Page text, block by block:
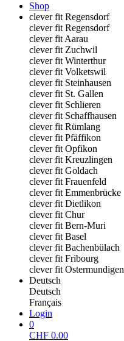
Shop
clever fit Regensdorf
clever fit Regensdorf
clever fit Aarau
clever fit Zuchwil
clever fit Winterthur
clever fit Volketswil
clever fit Steinhausen
clever fit St. Gallen
clever fit Schlieren
clever fit Schaffhausen
clever fit Rümlang
clever fit Pfäffikon
clever fit Opfikon
clever fit Kreuzlingen
clever fit Goldach
clever fit Frauenfeld
clever fit Emmenbrücke
clever fit Dietlikon
clever fit Chur
clever fit Bern-Muri
clever fit Basel
clever fit Bachenbülach
clever fit Fribourg
clever fit Ostermundigen
Deutsch
Deutsch
Français
Login
0
CHF 0.00